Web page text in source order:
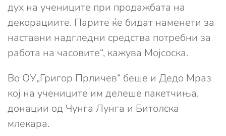
дух на учениците при продажбата на
декорациите. Парите ќе бидат наменети за
наставни надгледни средства потребни за
работа на часовите“, кажува Мојсоска.
Во ОУ„Григор Прличев“ беше и Дедо Мраз
кој на учениците им делеше пакетчиња,
донации од Чунга Лунга и Битолска
млекара.